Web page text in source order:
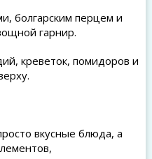
болгарским перцем и
гарнир.
креветок, помидоров и
вкусные блюда, а